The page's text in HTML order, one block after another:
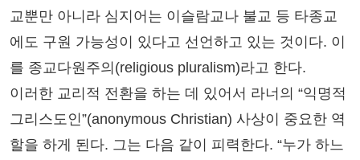
교뿐만 아니라 심지어는 이슬람교나 불교 등 타종교
에도 구원 가능성이 있다고 선언하고 있는 것이다. 이
를 종교다원주의(religious pluralism)라고 한다.
이러한 교리적 전환을 하는 데 있어서 라너의 “익명적
그리스도인”(anonymous Christian) 사상이 중요한 역
할을 하게 된다. 그는 다음 같이 피력한다. “누가 하느